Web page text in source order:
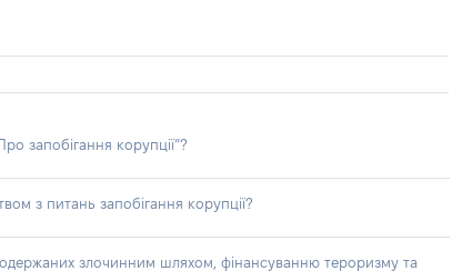
запобігання корупції”?
з питань запобігання корупції?
одержаних злочинним шляхом, фінансуванню тероризму та